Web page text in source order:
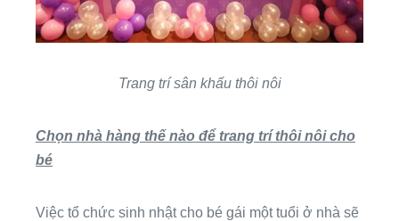
Trang trí sân khấu thôi nôi
Chọn nhà hàng thế nào để trang trí thôi nôi cho
bé
Việc tổ chức sinh nhật cho bé gái một tuổi ở nhà sẽ